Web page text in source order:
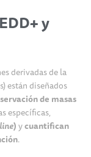
y
derivadas de la
están diseñados
de masas
específicas,
)ycuantifican
.